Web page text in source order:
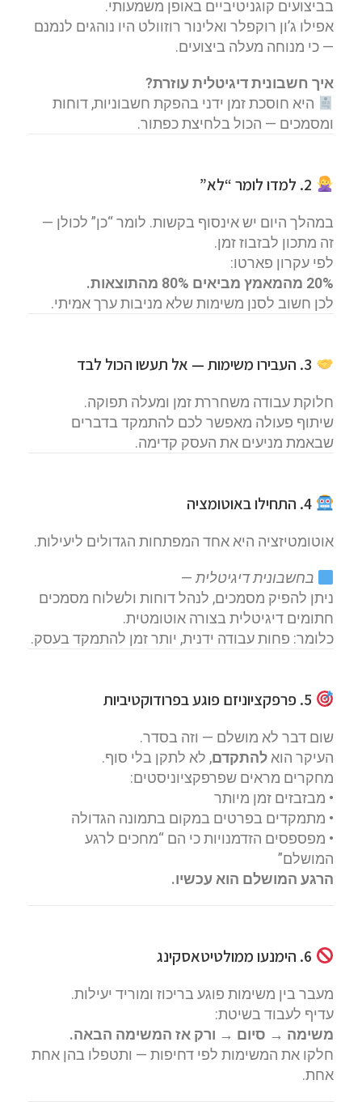
בביצועים קוגניטיביים באופן משמעותי.
אפילו ג’ון רוקפלר ואלינור רוזוולט היו נוהגים לנמנם
— כי מנוחה מעלה ביצועים.
איך חשבונית דיגיטלית עוזרת?
היא חוסכת זמן ידני בהפקת חשבוניות, דוחות
ומסמכים — הכול בלחיצת כפתור.
במהלך היום יש אינסוף בקשות. לומר “כן” לכולן —
זה מתכון לבזבוז זמן.
לפי עקרון פארטו:
20% מהמאמץ מביאים 80% מהתוצאות.
לכן חשוב לסנן משימות שלא מניבות ערך אמיתי.
חלוקת עבודה משחררת זמן ומעלה תפוקה.
שיתוף פעולה מאפשר לכם להתמקד בדברים
שבאמת מניעים את העסק קדימה.
אוטומטיזציה היא אחד המפתחות הגדולים ליעילות.
בחשבונית דיגיטלית —
ניתן להפיק מסמכים, לנהל דוחות ולשלוח מסמכים
חתומים דיגיטלית בצורה אוטומטית.
כלומר: פחות עבודה ידנית, יותר זמן להתמקד בעסק.
שום דבר לא מושלם — וזה בסדר.
העיקר הוא להתקדם, לא לתקן בלי סוף.
מחקרים מראים שפרפקציוניסטים:
• מבזבזים זמן מיותר
• מתמקדים בפרטים במקום בתמונה הגדולה
• מפספסים הזדמנויות כי הם “מחכים לרגע
המושלם”
הרגע המושלם הוא עכשיו.
מעבר בין משימות פוגע בריכוז ומוריד יעילות.
עדיף לעבוד בשיטת:
משימה → סיום → ורק אז המשימה הבאה.
חלקו את המשימות לפי דחיפות — ותטפלו בהן אחת
אחת.